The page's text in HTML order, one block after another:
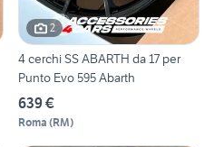
2
4 cerchi SS ABARTH da 17 per
Punto Evo 595 Abarth
639 €
Roma (RM)